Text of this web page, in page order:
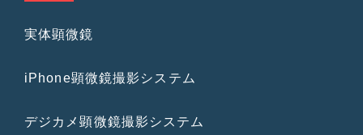
実体顕微鏡
iPhone顕微鏡撮影システム
デジカメ顕微鏡撮影システム